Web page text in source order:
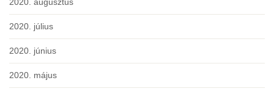
2020. július
2020. június
2020. május